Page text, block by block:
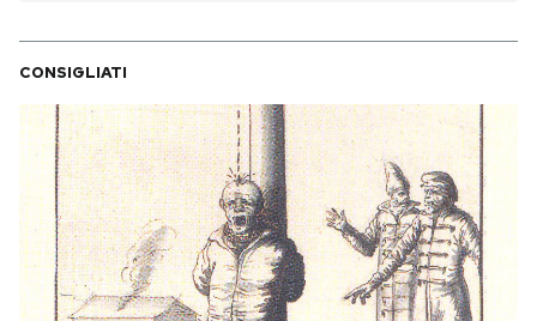
CONSIGLIATI